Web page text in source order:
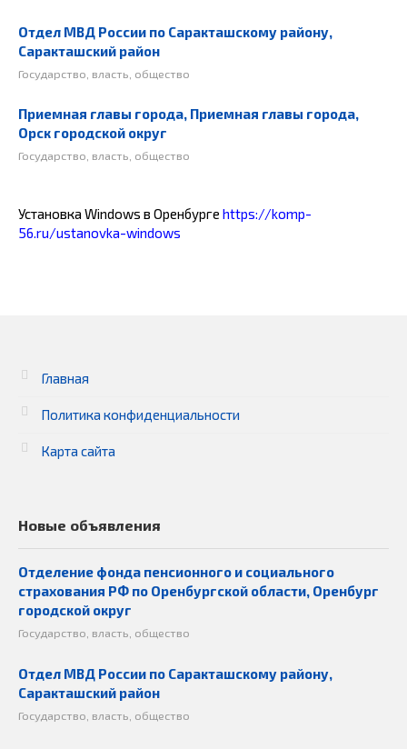
Отдел МВД России по Саракташскому району,
Саракташский район
Государство, власть, общество
Приемная главы города, Приемная главы города,
Орск городской округ
Государство, власть, общество
Установка Windows в Оренбурге https://komp-
56.ru/ustanovka-windows
Главная
Политика конфиденциальности
Карта сайта
Новые объявления
Отделение фонда пенсионного и социального
страхования РФ по Оренбургской области, Оренбург
городской округ
Государство, власть, общество
Отдел МВД России по Саракташскому району,
Саракташский район
Государство, власть, общество